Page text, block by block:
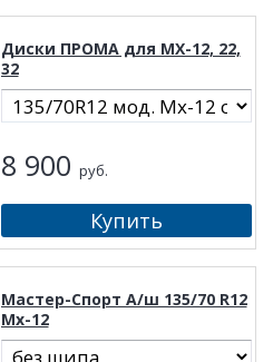
Диски ПРОМА для МХ-12, 22,
32
8 900 руб.
Мастер-Спорт А/ш 135/70 R12
Mx-12